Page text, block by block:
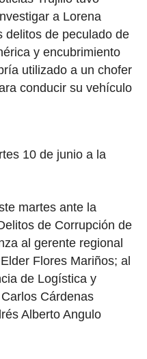
a Lorena
delitos de peculado de
y encubrimiento
utilizado a un chofer
conducir su vehículo
10 de junio a la
martes ante la
de Corrupción de
al gerente regional
Flores Mariños; al
de Logística y
Cárdenas
Alberto Angulo